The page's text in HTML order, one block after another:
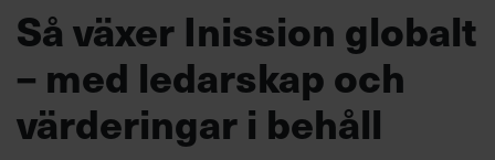
Så växer Inission globalt
– med ledarskap och
värderingar i behåll